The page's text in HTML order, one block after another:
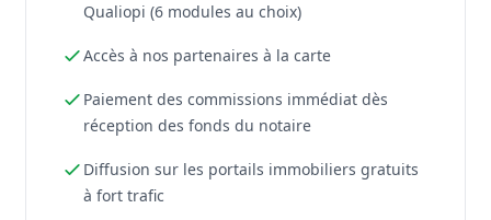
Qualiopi (6 modules au choix)
Accès à nos partenaires à la carte
Paiement des commissions immédiat dès
réception des fonds du notaire
Diffusion sur les portails immobiliers gratuits
à fort trafic